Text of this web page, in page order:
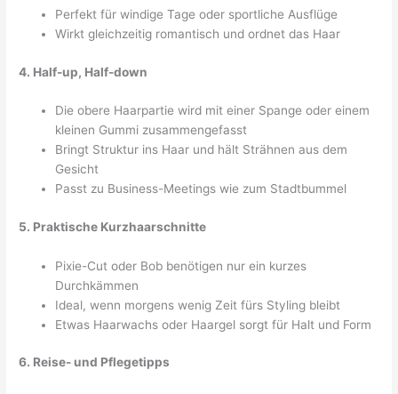
Perfekt für windige Tage oder sportliche Ausflüge
Wirkt gleichzeitig romantisch und ordnet das Haar
4. Half-up, Half-down
Die obere Haarpartie wird mit einer Spange oder einem
kleinen Gummi zusammengefasst
Bringt Struktur ins Haar und hält Strähnen aus dem
Gesicht
Passt zu Business-Meetings wie zum Stadtbummel
5. Praktische Kurzhaarschnitte
Pixie-Cut oder Bob benötigen nur ein kurzes
Durchkämmen
Ideal, wenn morgens wenig Zeit fürs Styling bleibt
Etwas Haarwachs oder Haargel sorgt für Halt und Form
6. Reise- und Pflegetipps